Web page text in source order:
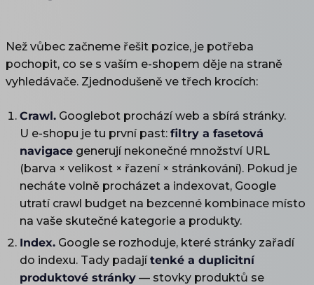
Než vůbec začneme řešit pozice, je potřeba
pochopit, co se s vaším e-shopem děje na straně
vyhledávače. Zjednodušeně ve třech krocích:
Crawl. Googlebot prochází web a sbírá stránky.
U e-shopu je tu první past: filtry a fasetová
navigace generují nekonečné množství URL
(barva × velikost × řazení × stránkování). Pokud je
necháte volně procházet a indexovat, Google
utratí crawl budget na bezcenné kombinace místo
na vaše skutečné kategorie a produkty.
Index. Google se rozhoduje, které stránky zařadí
do indexu. Tady padajítenké a duplicitní
produktové stránky — stovky produktů se